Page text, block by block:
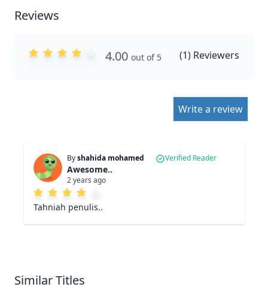
Reviews
4.00 out of 5 (1) Reviewers
Write a review
Byshahida mohamed Verified Reader
Awesome..
2 years ago
Tahniah penulis..
Similar Titles